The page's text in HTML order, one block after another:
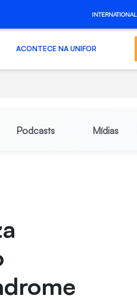
INTERNATIONAL
ACONTECE NA UNIFOR
Podcasts Mídias